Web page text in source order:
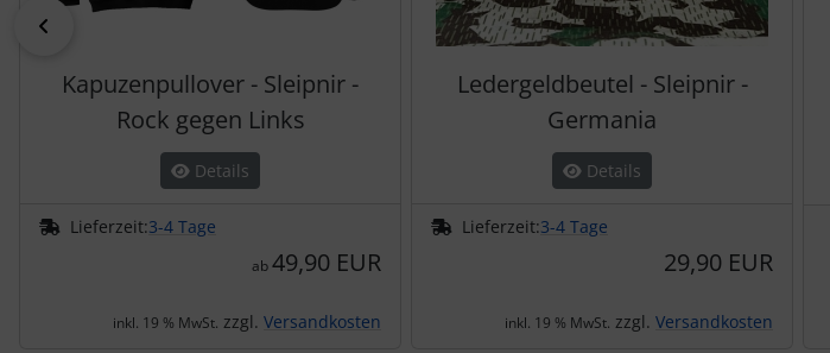
Kapuzenpullover - Sleipnir -
Rock gegen Links
Details
Lieferzeit:3-4 Tage
ab49,90 EUR
inkl. 19 % MwSt. zzgl. Versandkosten
Ledergeldbeutel - Sleipnir -
Germania
Details
Lieferzeit:3-4 Tage
29,90 EUR
inkl. 19 % MwSt. zzgl. Versandkosten